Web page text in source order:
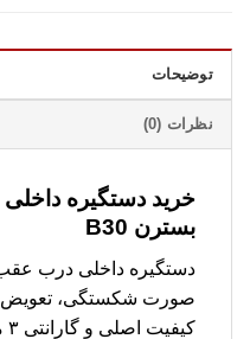
توضیحات
نظرات (0)
خرید دستگیره
بسترن B30
صورت شکستگی، تعویض
کیفیت اصلی و گارانتی ۳ ماهه عرضه می‌شود.